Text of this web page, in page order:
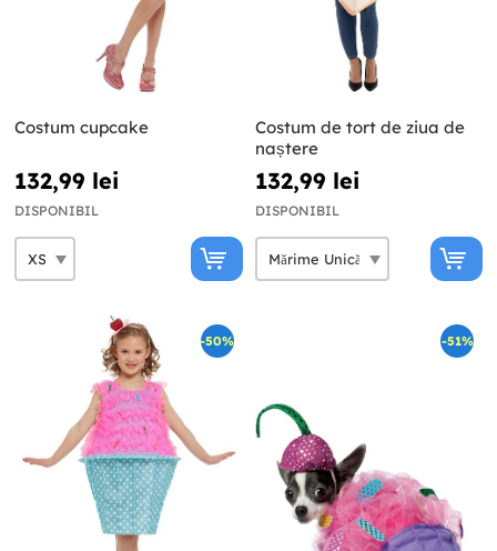
Costum cupcake
132,99 lei
DISPONIBIL
Costum de tort de ziua de
naștere
132,99 lei
DISPONIBIL
-50% -51%